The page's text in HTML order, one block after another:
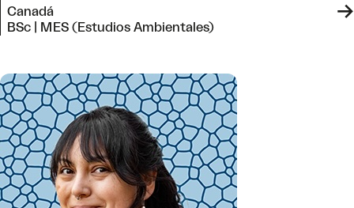
Canadá
BSc | MES (Estudios Ambientales)
->